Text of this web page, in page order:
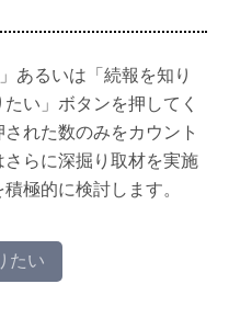
あるいは「続報を知り
い」ボタンを押してく
れた数のみをカウント
らに深掘り取材を実施
極的に検討します。
たい